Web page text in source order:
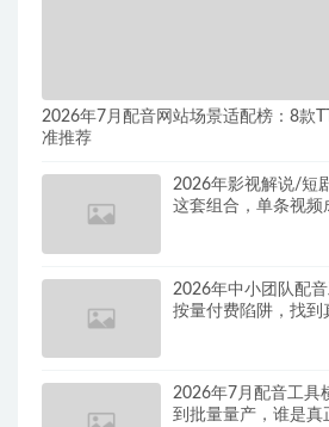
2026年7月配音网站场景适配榜：8款
准推荐
2026年影视解说/短
这套组合，单条视频
2026年中小团队配
按量付费陷阱，找到
2026年7月配音工具
到批量量产，谁是真